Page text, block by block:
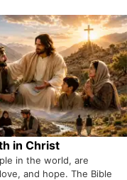
in Christ
in the world, are
and hope. The Bible